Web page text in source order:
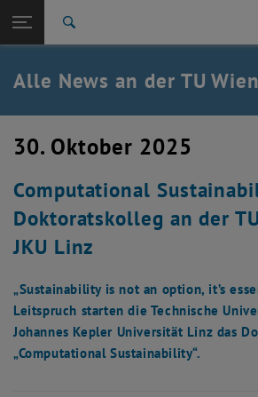
TU Login
Quicklinks
Quicklinks-Menü umschalten
Studium
Karriere
Zurück: Subseiten von TU Wien Startseite
Zurück zur letzten Ebene:
TU Wien Startseite
Übersicht
Alle News an der TU Wien
30. Oktober 2025
Computational
Doktoratskolleg an der
JKU Linz
„Sustainability is not an option, it’s
Leitspruch starten die Technische
Johannes Kepler Universität Linz das
„Computational Sustainability“.